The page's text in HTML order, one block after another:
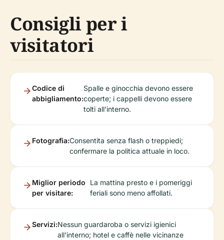
Consigli per i
visitatori
Codice di
abbigliamento:
Spalle e ginocchia devono essere
coperte; i cappelli devono essere
tolti all'interno.
Fotografia:Consentita senza flash o treppiedi;
confermare la politica attuale in loco.
Miglior periodo
per visitare:
La mattina presto e i pomeriggi
feriali sono meno affollati.
Servizi:Nessun guardaroba o servizi igienici
all'interno; hotel e caffè nelle vicinanze